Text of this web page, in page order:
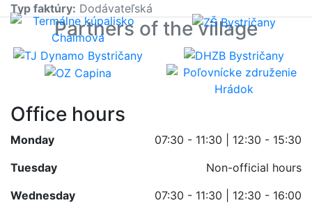
Typ faktúry: Dodávateľská
Partners of the village
Office hours
Monday
07:30 - 11:30 | 12:30 - 15:30
Tuesday
Non-official hours
Wednesday
07:30 - 11:30 | 12:30 - 16:00